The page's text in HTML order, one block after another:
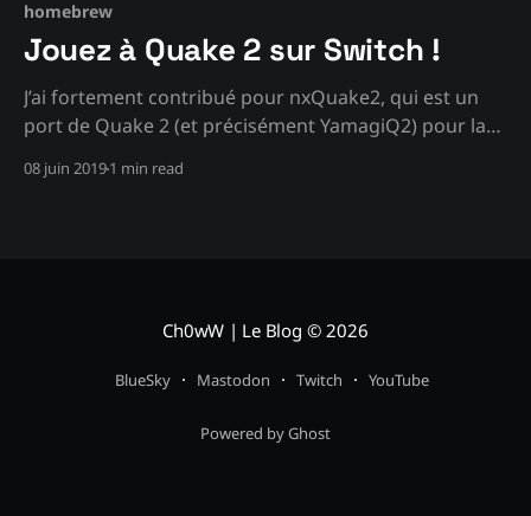
homebrew
Jouez à Quake 2 sur Switch !
J’ai fortement contribué pour nxQuake2, qui est un
port de Quake 2 (et précisément YamagiQ2) pour la
bonne chose, mais jouer partout, c’est nettement
08 juin 20191 min read
Ch0wW | Le Blog © 2026
BlueSky Mastodon Twitch YouTube
Powered by Ghost